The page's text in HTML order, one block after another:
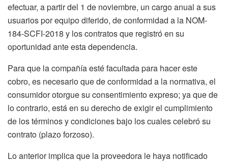
efectuar, a partir del 1 de noviembre, un cargo anual a sus
usuarios por equipo diferido, de conformidad a la NOM-
184-SCFI-2018 y los contratos que registró en su
oportunidad ante esta dependencia.
Para que la compañía esté facultada para hacer este
cobro, es necesario que de conformidad a la normativa, el
consumidor otorgue su consentimiento expreso; ya que de
lo contrario, está en su derecho de exigir el cumplimiento
de los términos y condiciones bajo los cuales celebró su
contrato (plazo forzoso).
Lo anterior implica que la proveedora le haya notificado